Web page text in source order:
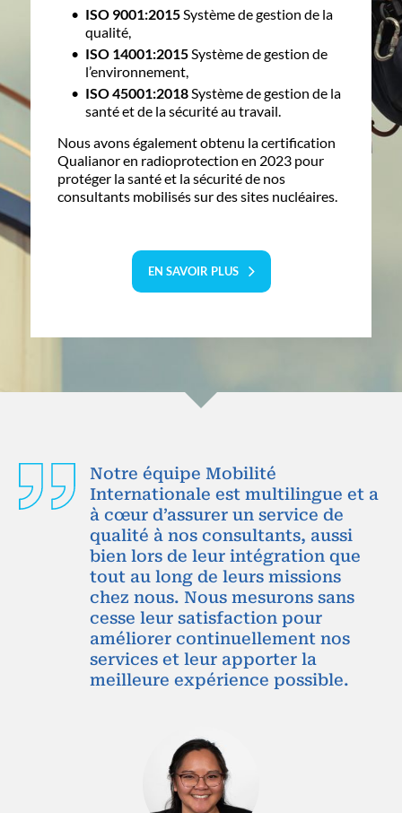
ISO 9001:2015 Système de gestion de la
qualité,
ISO 14001:2015 Système de gestion de
l’environnement,
ISO 45001:2018 Système de gestion de la
santé et de la sécurité au travail.
Nous avons également obtenu la certification
Qualianor en radioprotection en 2023 pour
protéger la santé et la sécurité de nos
consultants mobilisés sur des sites nucléaires.
EN SAVOIR PLUS
Notre équipe Mobilité
Internationale est multilingue et a
à cœur d’assurer un service de
qualité à nos consultants, aussi
bien lors de leur intégration que
tout au long de leurs missions
chez nous. Nous mesurons sans
cesse leur satisfaction pour
améliorer continuellement nos
services et leur apporter la
meilleure expérience possible.